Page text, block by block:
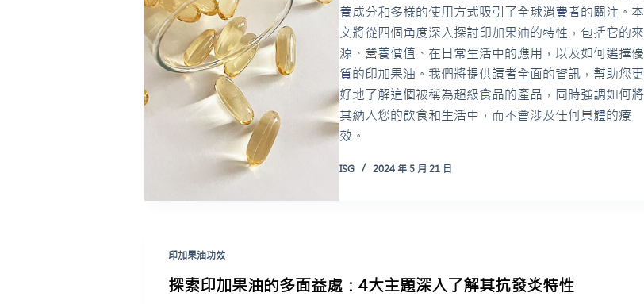
養成分和多樣的使用方式吸引了全球消費者的關注。本
文將從四個角度深入探討印加果油的特性，包括它的來
源、營養價值、在日常生活中的應用，以及如何選擇優
質的印加果油。我們將提供讀者全面的資訊，幫助您更
好地了解這個被稱為超級食品的產品，同時強調如何將
其納入您的飲食和生活中，而不會涉及任何具體的療
效。
ISG 2024 年 5 月 21 日
印加果油功效
探索印加果油的多面益處：4大主題深入了解其抗發炎特性